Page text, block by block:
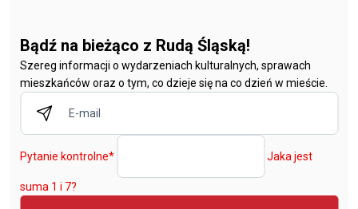
Bądź na bieżąco z Rudą Śląską!
Szereg informacji o wydarzeniach kulturalnych, sprawach
mieszkańców oraz o tym, co dzieje się na co dzień w mieście.
Pytanie kontrolne* Jaka jest
suma 1 i 7?